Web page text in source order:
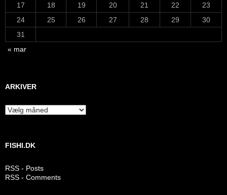
17
18 19 20 21 22
23
24
25 26 27 28 29
30
31
« mar
ARKIVER
Arkiver
FISHI.DK
RSS - Posts
RSS - Comments